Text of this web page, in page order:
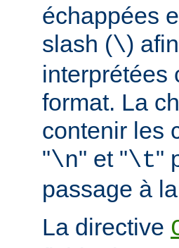
échappées
slash (\)
interprétées
format. La
contenir les
"\n" et "\t"
passage à
La directive